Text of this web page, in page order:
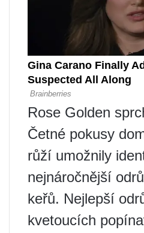
Rose Golden
Četné pokusy
růží umožnily
nejnáročnější
keřů. Nejlepší
kvetoucích